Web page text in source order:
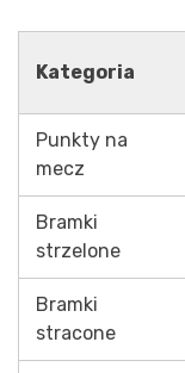
Kategoria
Punkty na
mecz
Bramki
strzelone
Bramki
stracone